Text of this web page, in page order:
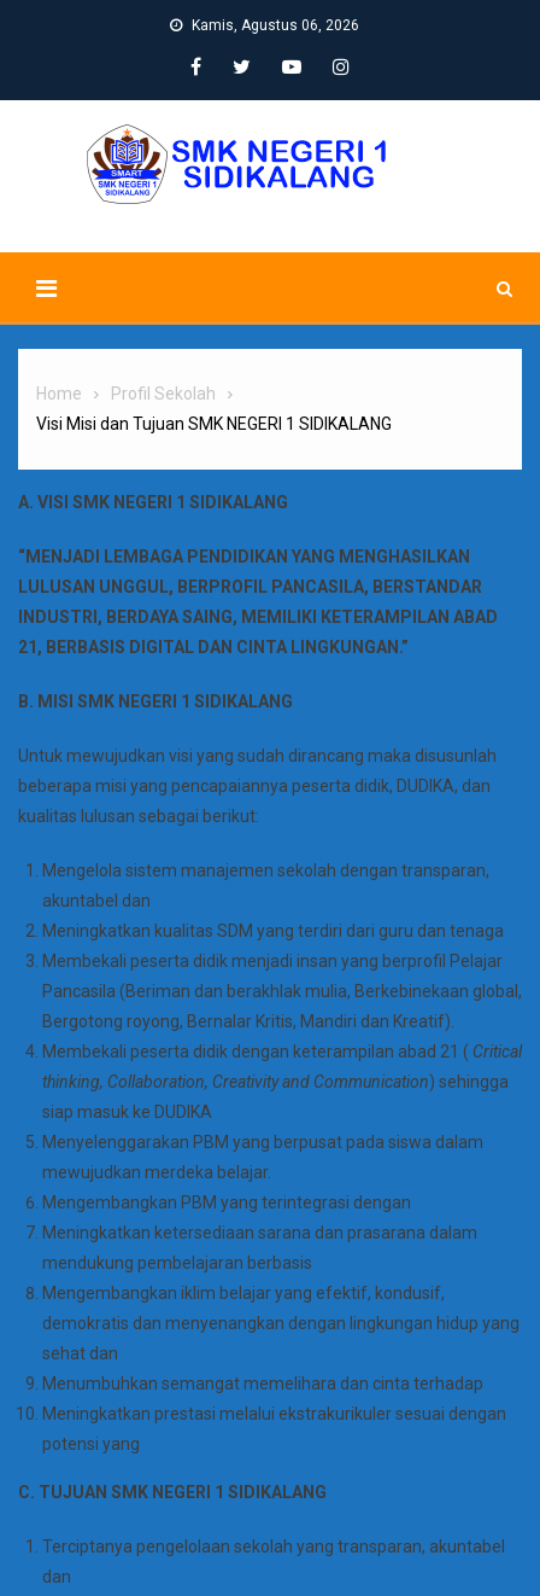
Kamis, Agustus 06, 2026
Home
Profil Sekolah
Visi Misi dan Tujuan SMK NEGERI 1 SIDIKALANG
A. VISI SMK NEGERI 1 SIDIKALANG
“MENJADI LEMBAGA PENDIDIKAN YANG MENGHASILKAN
LULUSAN UNGGUL, BERPROFIL PANCASILA, BERSTANDAR
INDUSTRI, BERDAYA SAING, MEMILIKI KETERAMPILAN ABAD
21, BERBASIS DIGITAL DAN CINTA LINGKUNGAN.”
B. MISI SMK NEGERI 1 SIDIKALANG
Untuk mewujudkan visi yang sudah dirancang maka disusunlah
beberapa misi yang pencapaiannya peserta didik, DUDIKA, dan
kualitas lulusan sebagai berikut:
Mengelola sistem manajemen sekolah dengan transparan,
akuntabel dan
Meningkatkan kualitas SDM yang terdiri dari guru dan tenaga
Membekali peserta didik menjadi insan yang berprofil Pelajar
Pancasila (Beriman dan berakhlak mulia, Berkebinekaan global,
Bergotong royong, Bernalar Kritis, Mandiri dan Kreatif).
Membekali peserta didik dengan keterampilan abad 21 ( Critical
thinking, Collaboration, Creativity and Communication) sehingga
siap masuk ke DUDIKA
Menyelenggarakan PBM yang berpusat pada siswa dalam
mewujudkan merdeka belajar.
Mengembangkan PBM yang terintegrasi dengan
Meningkatkan ketersediaan sarana dan prasarana dalam
mendukung pembelajaran berbasis
Mengembangkan iklim belajar yang efektif, kondusif,
demokratis dan menyenangkan dengan lingkungan hidup yang
sehat dan
Menumbuhkan semangat memelihara dan cinta terhadap
Meningkatkan prestasi melalui ekstrakurikuler sesuai dengan
potensi yang
C. TUJUAN SMK NEGERI 1 SIDIKALANG
Terciptanya pengelolaan sekolah yang transparan, akuntabel
dan